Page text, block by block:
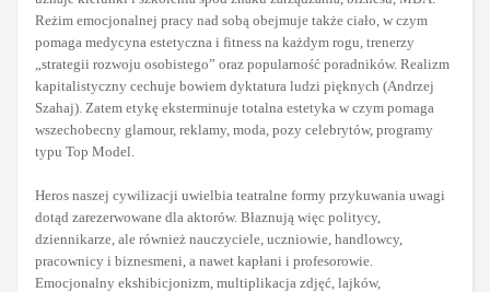
Reżim emocjonalnej pracy nad sobą obejmuje także ciało, w czym
pomaga medycyna estetyczna i fitness na każdym rogu, trenerzy
„strategii rozwoju osobistego” oraz popularność poradników. Realizm
kapitalistyczny cechuje bowiem dyktatura ludzi pięknych (Andrzej
Szahaj). Zatem etykę eksterminuje totalna estetyka w czym pomaga
wszechobecny glamour, reklamy, moda, pozy celebrytów, programy
typu Top Model.
Heros naszej cywilizacji uwielbia teatralne formy przykuwania uwagi
dotąd zarezerwowane dla aktorów. Błaznują więc politycy,
dziennikarze, ale również nauczyciele, uczniowie, handlowcy,
pracownicy i biznesmeni, a nawet kapłani i profesorowie.
Emocjonalny ekshibicjonizm, multiplikacja zdjęć, lajków,